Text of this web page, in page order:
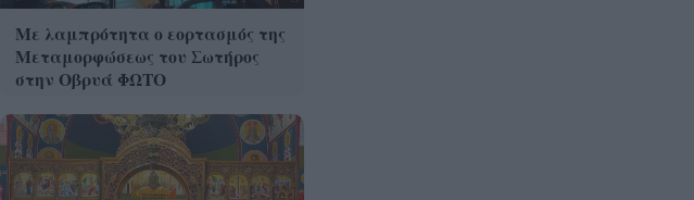
Με λαμπρότητα ο εορτασμός της
Μεταμορφώσεως του Σωτήρος
στην Οβρυά ΦΩΤΟ